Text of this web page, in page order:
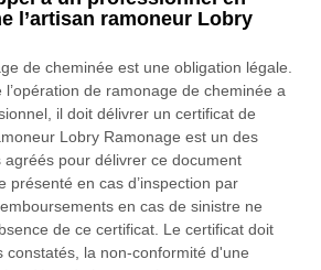
l’artisan ramoneur Lobry
de cheminée est une obligation légale.
de ramonage de cheminée a
il doit délivrer un certificat de
Lobry Ramonage est un des
pour délivrer ce document
présenté en cas d’inspection par
en cas de sinistre ne
de ce certificat. Le certificat doit
constatés, la non-conformité d'une